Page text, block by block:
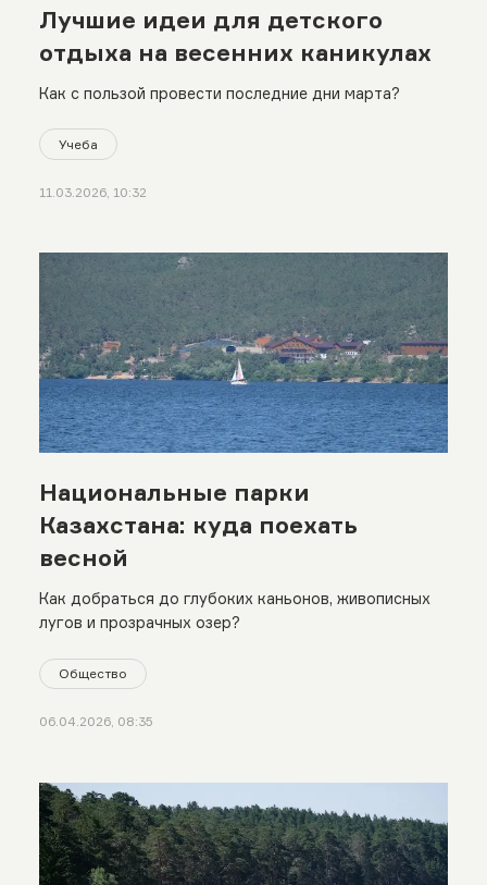
Лучшие идеи для детского
отдыха на весенних каникулах
Как с пользой провести последние дни марта?
Учеба
11.03.2026, 10:32
Национальные парки
Казахстана: куда поехать
весной
Как добраться до глубоких каньонов, живописных
лугов и прозрачных озер?
Общество
06.04.2026, 08:35